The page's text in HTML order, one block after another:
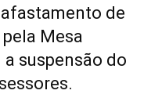
de
Mesa
suspensão do